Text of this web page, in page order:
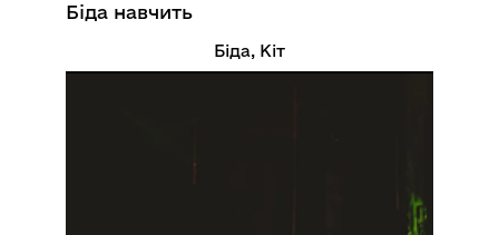
Біда навчить
Біда, Кіт